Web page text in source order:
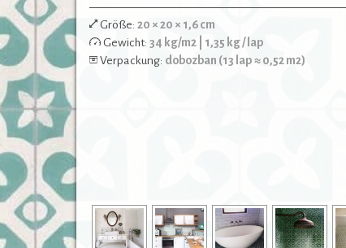
Größe:20 × 20 × 1,6 cm
Gewicht:34 kg/m2 | 1,35 kg / lap
Verpackung: dobozban (13 lap ≈ 0,52 m2)